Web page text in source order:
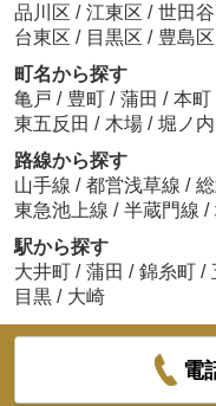
品川区 / 江東区 / 世田
台東区 / 目黒区 / 豊島区
町名から探す
亀戸 / 豊町 / 蒲田 / 本町
東五反田 / 木場 / 堀ノ内
路線から探す
山手線 / 都営浅草線 /
東急池上線 / 半蔵門線 /
駅から探す
大井町 / 蒲田 / 錦糸町 /
目黒 / 大崎
電